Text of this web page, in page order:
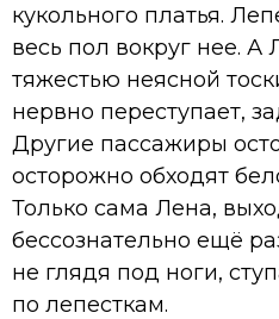
кукольного платья.
весь пол вокруг нее.
тяжестью неясной
нервно переступает,
Другие пассажиры
осторожно обходят
Только сама Лена,
бессознательно ещё
не глядя под ноги,
по лепесткам.